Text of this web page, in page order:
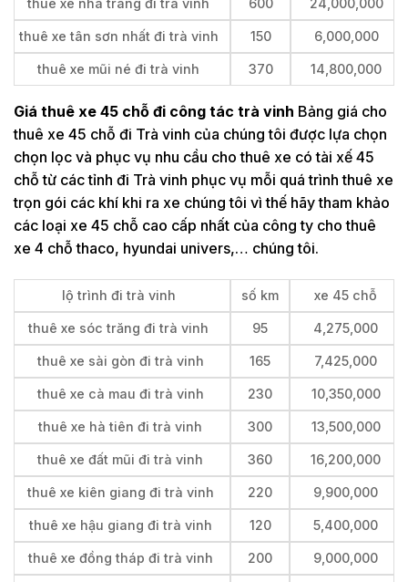
thuê xe nha trang đi trà vinh 600 24,000,000
thuê xe tân sơn nhất đi trà vinh 150 6,000,000
thuê xe mũi né đi trà vinh 370 14,800,000
Giá thuê xe 45 chỗ đi công tác trà vinh Bảng giá cho
thuê xe 45 chỗ đi Trà vinh của chúng tôi được lựa chọn
chọn lọc và phục vụ nhu cầu cho thuê xe có tài xế 45
chỗ từ các tỉnh đi Trà vinh phục vụ mỗi quá trình thuê xe
trọn gói các khí khi ra xe chúng tôi vì thế hãy tham khảo
các loại xe 45 chỗ cao cấp nhất của công ty cho thuê
xe 4 chỗ thaco, hyundai univers,… chúng tôi.
lộ trình đi trà vinh số km xe 45 chỗ
thuê xe sóc trăng đi trà vinh 95 4,275,000
thuê xe sài gòn đi trà vinh 165 7,425,000
thuê xe cà mau đi trà vinh 230 10,350,000
thuê xe hà tiên đi trà vinh 300 13,500,000
thuê xe đất mũi đi trà vinh 360 16,200,000
thuê xe kiên giang đi trà vinh 220 9,900,000
thuê xe hậu giang đi trà vinh 120 5,400,000
thuê xe đồng tháp đi trà vinh 200 9,000,000